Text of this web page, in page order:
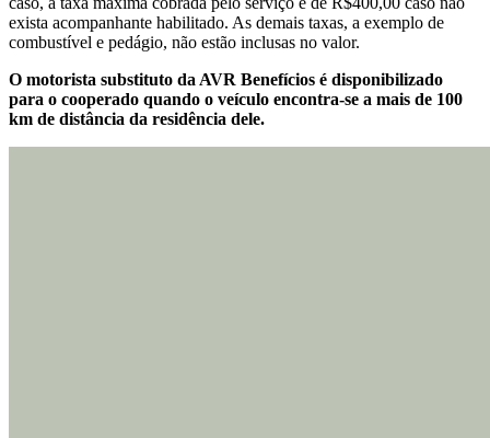
exista acompanhante habilitado. As demais taxas, a exemplo de
combustível e pedágio, não estão inclusas no valor.
O motorista substituto da AVR Benefícios é disponibilizado
para o cooperado quando o veículo encontra-se a mais de 100
km de distância da residência dele.